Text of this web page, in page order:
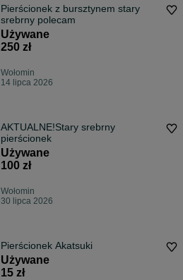
Pierścionek z bursztynem stary
srebrny polecam
Używane
250 zł
Wołomin
14 lipca 2026
AKTUALNE!Stary srebrny
pierścionek
Używane
100 zł
Wołomin
30 lipca 2026
Pierścionek Akatsuki
Używane
15 zł